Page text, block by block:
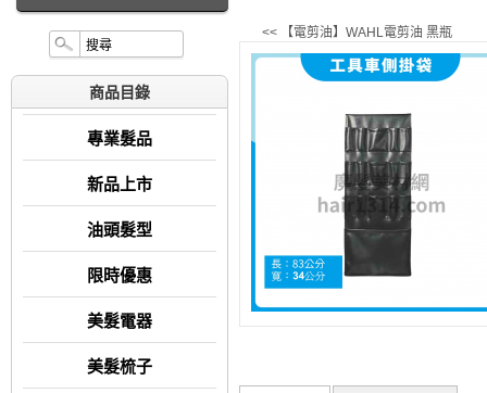
商品目錄
專業髮品
新品上市
油頭髮型
限時優惠
美髮電器
美髮梳子
<< 【電剪油】WAHL電剪油 黑瓶